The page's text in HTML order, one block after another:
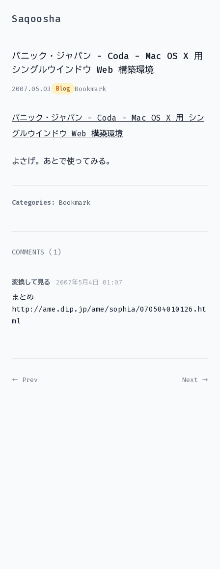
Saqoosha
パニック・ジャパン - Coda - Mac OS X 用
シングルウインドウ Web 構築環境
2007.05.03 Blog Bookmark
パニック・ジャパン - Coda - Mac OS X 用 シン
グルウインドウ Web 構築環境
よさげ。あとで使ってみる。
Categories: Bookmark
COMMENTS (1)
変換して見る 2007年5月4日 01:07
まとめ
http://ame.dip.jp/ame/sophia/070504010126.ht
ml
← Prev Next →